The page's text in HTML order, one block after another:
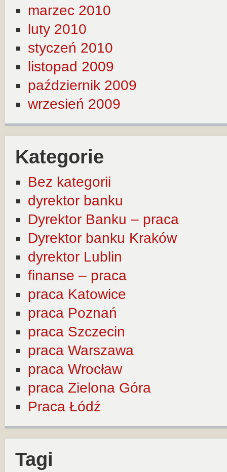
marzec 2010
luty 2010
styczeń 2010
listopad 2009
październik 2009
wrzesień 2009
Kategorie
Bez kategorii
dyrektor banku
Dyrektor Banku – praca
Dyrektor banku Kraków
dyrektor Lublin
finanse – praca
praca Katowice
praca Poznań
praca Szczecin
praca Warszawa
praca Wrocław
praca Zielona Góra
Praca Łódź
Tagi